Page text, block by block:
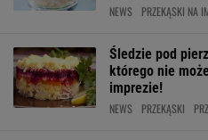
NEWS PRZEKĄSKI NA
Śledzie pod
którego nie
imprezie!
NEWS PRZEKĄSKI